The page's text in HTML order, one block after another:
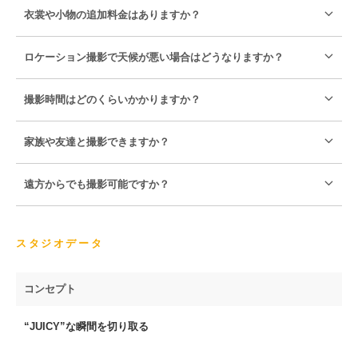
衣裳や小物の追加料金はありますか？
ロケーション撮影で天候が悪い場合はどうなりますか？
撮影時間はどのくらいかかりますか？
家族や友達と撮影できますか？
遠方からでも撮影可能ですか？
スタジオデータ
コンセプト
“JUICY”な瞬間を切り取る